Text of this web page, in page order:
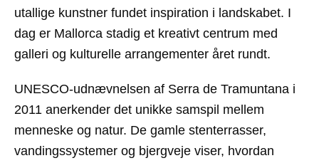
utallige kunstner fundet inspiration i landskabet. I
dag er Mallorca stadig et kreativt centrum med
galleri og kulturelle arrangementer året rundt.
UNESCO-udnævnelsen af Serra de Tramuntana i
2011 anerkender det unikke samspil mellem
menneske og natur. De gamle stenterrasser,
vandingssystemer og bjergveje viser, hvordan